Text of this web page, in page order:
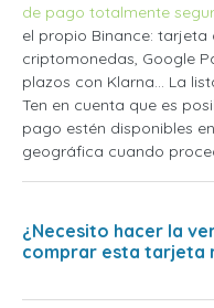
de pago totalmente
el propio Binance:
criptomonedas, Google
plazos con Klarna... La
Ten en cuenta que es
pago estén disponibles
geográfica cuando
¿Necesito hacer la
comprar esta tarjeta